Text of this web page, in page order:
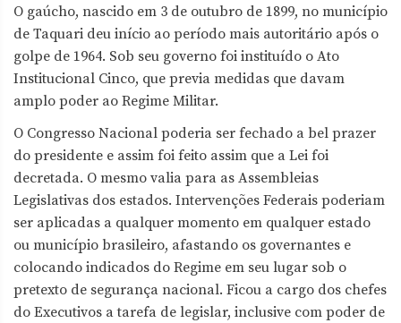
O gaúcho, nascido em 3 de outubro de 1899, no município
de Taquari deu início ao período mais autoritário após o
golpe de 1964. Sob seu governo foi instituído o Ato
Institucional Cinco, que previa medidas que davam
amplo poder ao Regime Militar.
O Congresso Nacional poderia ser fechado a bel prazer
do presidente e assim foi feito assim que a Lei foi
decretada. O mesmo valia para as Assembleias
Legislativas dos estados. Intervenções Federais poderiam
ser aplicadas a qualquer momento em qualquer estado
ou município brasileiro, afastando os governantes e
colocando indicados do Regime em seu lugar sob o
pretexto de segurança nacional. Ficou a cargo dos chefes
do Executivos a tarefa de legislar, inclusive com poder de